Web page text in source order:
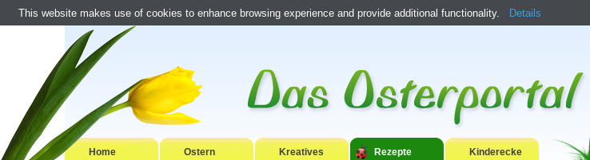
Home Ostern Kreatives Rezepte Kinderecke
This website makes use of cookies to enhance browsing experience and provide additional functionality. Details